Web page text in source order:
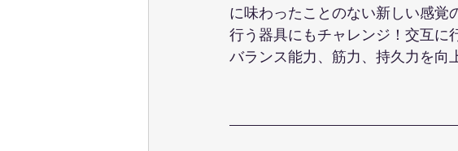
に味わったことのない新しい感覚
行う器具にもチャレンジ！交互に
バランス能力、筋力、持久力を向